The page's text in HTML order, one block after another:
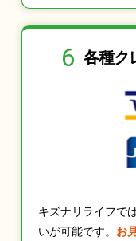
6 各種ク
キズナリライフで
いが可能です。 お